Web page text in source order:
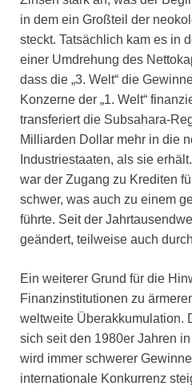
in dem ein Großteil der
steckt. Tatsächlich kam es in
einer Umdrehung des
dass die „3. Welt“ die
Konzerne der „1. Welt“
transferiert die Subsahara-
Milliarden Dollar mehr in die
Industriestaaten, als sie
war der Zugang zu Krediten
schwer, was auch zu einem
führte. Seit der
geändert, teilweise auch
Ein weiterer Grund für die
Finanzinstitutionen zu
weltweite Überakkumulation.
sich seit den 1980er Jahren
wird immer schwerer
internationale Konkurrenz